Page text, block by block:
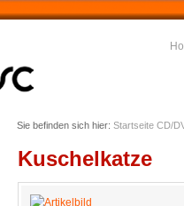
Sie befinden sich hier: Startseite CD/
Kuschelkatze